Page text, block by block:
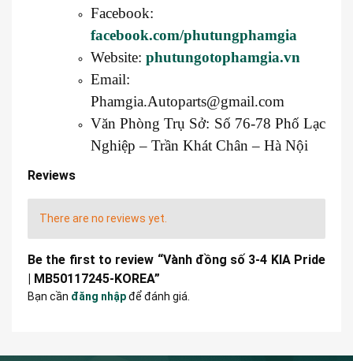
Facebook:
facebook.com/phutungphamgia
Website: phutungotophamgia.vn
Email:
Phamgia.Autoparts@gmail.com
Văn Phòng Trụ Sở: Số 76-78 Phố Lạc
Nghiệp – Trần Khát Chân – Hà Nội
Reviews
There are no reviews yet.
Be the first to review “Vành đồng số 3-4 KIA Pride
| MB50117245-KOREA”
Bạn cần đăng nhậpđể đánh giá.